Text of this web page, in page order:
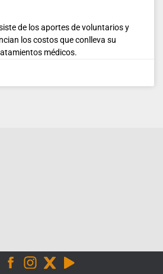
de los aportes de voluntarios y
los costos que conlleva su
médicos.